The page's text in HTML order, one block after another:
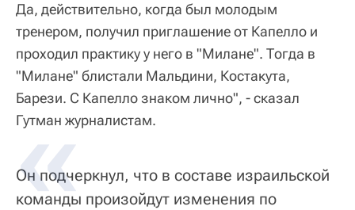
Да, действительно, когда был молодым
тренером, получил приглашение от Капелло и
проходил практику у него в "Милане". Тогда в
"Милане" блистали Мальдини, Костакута,
Барези. С Капелло знаком лично", - сказал
Гутман журналистам.
Он подчеркнул, что в составе израильской
команды произойдут изменения по